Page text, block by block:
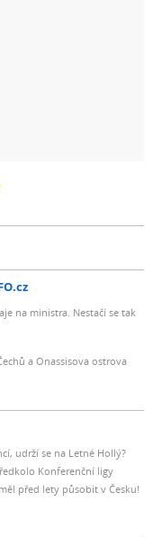
na ministra. Nestačí se tak
a Onassisova ostrova
udrží se na Letné Hollý?
Konferenční ligy
před lety působit v Česku!